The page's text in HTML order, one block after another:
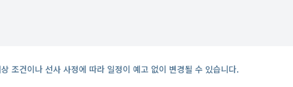
조건이나 선사 사정에 따라 일정이 예고 없이 변경될 수 있습니다.